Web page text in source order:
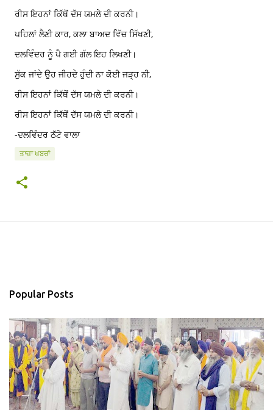
ਰੀਸ ਇਹਨਾਂ ਕਿੱਥੋਂ ਦੱਸ ਯਮਲੇ ਦੀ ਕਰਨੀ।
ਪਹਿਲਾਂ ਲੈਣੀ ਕਾਰ, ਕਲਾ ਬਾਅਦ ਵਿੱਚ ਸਿੱਖਣੀ,
ਦਲਵਿੰਦਰ ਨੂੰ ਪੈ ਗਈ ਗੱਲ ਇਹ ਲਿਖਣੀ।
ਸੁੱਕ ਜਾਂਦੇ ਉਹ ਜੀਹਦੇ ਹੁੰਦੀ ਨਾ ਕੋਈ ਜੜ੍ਹ ਨੀ,
ਰੀਸ ਇਹਨਾਂ ਕਿੱਥੋਂ ਦੱਸ ਯਮਲੇ ਦੀ ਕਰਨੀ।
ਰੀਸ ਇਹਨਾਂ ਕਿੱਥੋਂ ਦੱਸ ਯਮਲੇ ਦੀ ਕਰਨੀ।
-ਦਲਵਿੰਦਰ ਠੱਟੇ ਵਾਲਾ
ਤਾਜ਼ਾ ਖਬਰਾਂ
Popular Posts